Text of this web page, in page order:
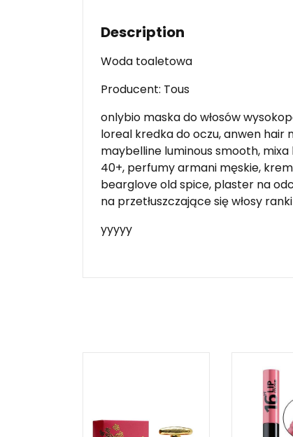
Description
Woda toaletowa
Producent: Tous
onlybio maska do włosów
loreal kredka do oczu, anwen hair
maybelline luminous smooth,
40+, perfumy armani męskie,
bearglove old spice, plaster na
na przetłuszczające się włosy
yyyyy